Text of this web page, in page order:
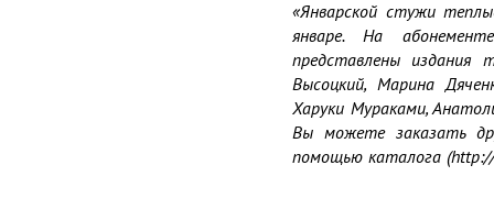
«Январской стужи
январе. На
представлены издания
Высоцкий, Марина
Харуки Мураками,
Вы можете заказать
помощью каталога (http://